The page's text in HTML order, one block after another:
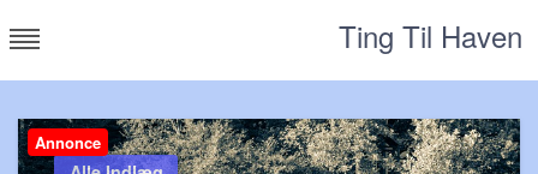
to
Ting Til Haven
Annonce